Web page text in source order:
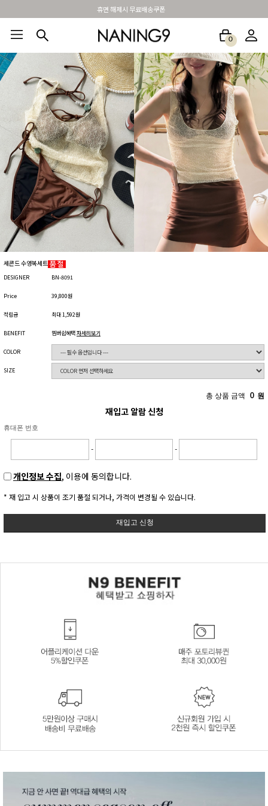
BEST 포토리뷰 - 매주 2명추첨 3만원쿠폰
0
BEST100🤍 NEW5% 베스트재진행 썸머여행룩 아울렛 하객&모임룩
세콘드 수영복세트
DESIGNER BN-8091
Price 39,800원
적립금 최대 1,592원
BENEFIT 멤버쉽혜택자세히보기
COLOR
SIZE
총 상품 금액 0 원
재입고 알람 신청
휴대폰 번호
- -
개인정보 수집, 이용에 동의합니다.
* 재 입고 시 상품이 조기 품절 되거나, 가격이 변경될 수 있습니다.
재입고 신청